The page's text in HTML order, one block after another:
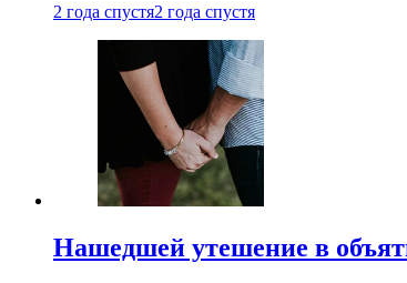
2 года спустя2 года спустя
Нашедшей утешение в